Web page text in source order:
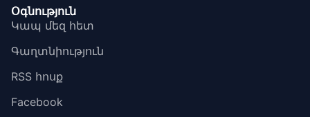
Օգնություն
Կապ մեզ հետ
Գաղտնիություն
RSS հոսք
Facebook